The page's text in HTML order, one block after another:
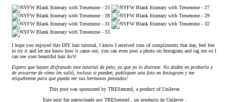
I hope you enjoyed this DIY hair tutorial, I know I received tons of compliments that day, feel free
to try it and let me know how it came out, you can even post a photo on Instagram and tag me so I
can see your beautiful hair do’s!
Espero que hayan disfrutado este tutorial de pelo, ya que yo lo distrute. No duden en probarlo y
de avisarme de cómo les salió, incluso si pueden, publiquen una foto en Instagram y me
etiquétenme para que pueda ver sus hermosos peinados!
This post was sponsored by TRESemmé, a product of Unilever.
Este post fue patrocinado por TRESemmé , un producto de Unilever .